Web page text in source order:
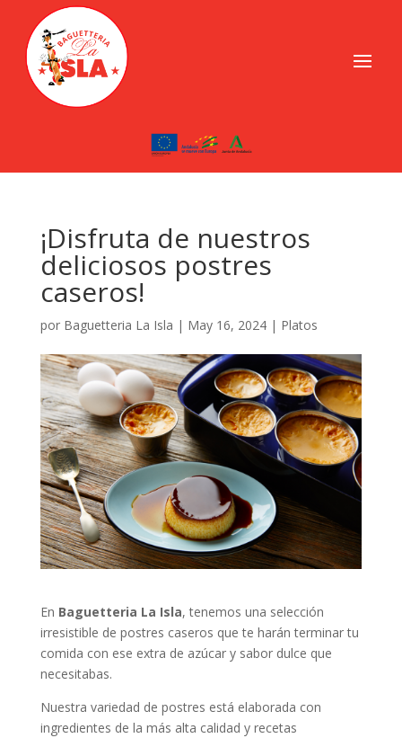
¡Disfruta de nuestros
deliciosos postres
caseros!
por Baguetteria La Isla | May 16, 2024| Platos
En Baguetteria La Isla, tenemos una selección
irresistible de postres caseros que te harán terminar tu
comida con ese extra de azúcar y sabor dulce que
necesitabas.
Nuestra variedad de postres está elaborada con
ingredientes de la más alta calidad y recetas